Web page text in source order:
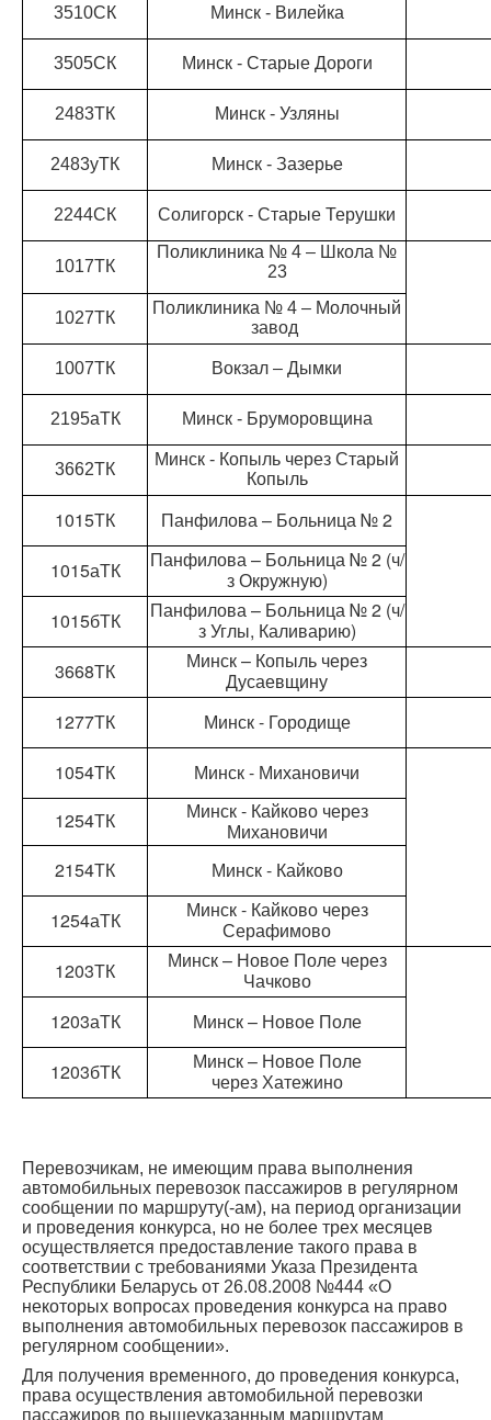
3510СК Минск - Вилейка
3505СК Минск - Старые Дороги
2483ТК Минск - Узляны
2483уТК Минск - Зазерье
2244СК Солигорск - Старые Терушки
1017ТК
Поликлиника № 4 – Школа №
23
1027ТК
Поликлиника № 4 – Молочный
завод
1007ТК Вокзал – Дымки
2195аТК Минск - Бруморовщина
3662ТК
Минск - Копыль через Старый
Копыль
1015ТК
Панфилова – Больница № 2
1015аТК
Панфилова – Больница № 2 (ч/
з Окружную)
1015бТК
Панфилова – Больница № 2 (ч/
з Углы, Каливарию)
3668ТК
Минск – Копыль через
Дусаевщину
1277ТК
Минск - Городище
1054ТК
Минск - Михановичи
1254ТК
Минск - Кайково через
Михановичи
2154ТК
Минск - Кайково
1254аТК
Минск - Кайково через
Серафимово
1203ТК
Минск – Новое Поле через
Чачково
1203аТК
Минск – Новое Поле
1203бТК
Минск – Новое Поле
через Хатежино
Перевозчикам, не имеющим права выполнения
автомобильных перевозок пассажиров в регулярном
сообщении по маршруту(-ам), на период организации
и проведения конкурса, но не более трех месяцев
осуществляется предоставление такого права в
соответствии с требованиями Указа Президента
Республики Беларусь от 26.08.2008 №444 «О
некоторых вопросах проведения конкурса на право
выполнения автомобильных перевозок пассажиров в
регулярном сообщении».
Для получения временного, до проведения конкурса,
права осуществления автомобильной перевозки
пассажиров по вышеуказанным маршрутам